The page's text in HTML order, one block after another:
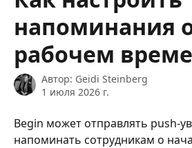
напоминания
рабочем
Автор: Geidi Steinberg
1 июля 2026 г.
Begin может отправлять push-
напоминать сотрудникам о